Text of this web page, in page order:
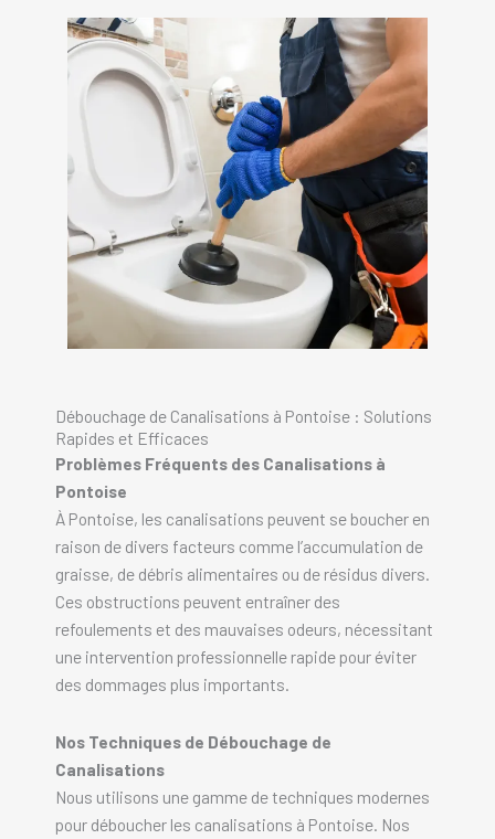
Débouchage de Canalisations à Pontoise : Solutions
Rapides et Efficaces
Problèmes Fréquents des Canalisations à
Pontoise
À Pontoise, les canalisations peuvent se boucher en
raison de divers facteurs comme l’accumulation de
graisse, de débris alimentaires ou de résidus divers.
Ces obstructions peuvent entraîner des
refoulements et des mauvaises odeurs, nécessitant
une intervention professionnelle rapide pour éviter
des dommages plus importants.
Nos Techniques de Débouchage de
Canalisations
Nous utilisons une gamme de techniques modernes
pour déboucher les canalisations à Pontoise. Nos